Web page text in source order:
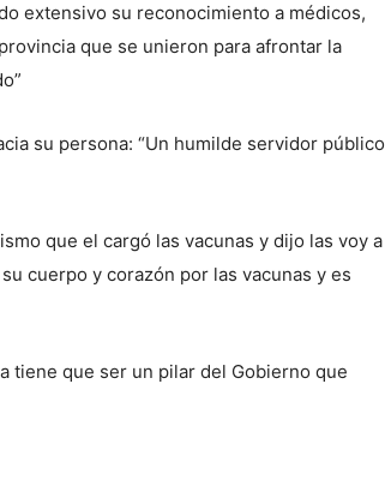
extensivo su reconocimiento a médicos,
que se unieron para afrontar la
su persona: “Un humilde servidor público
que el cargó las vacunas y dijo las voy a
cuerpo y corazón por las vacunas y es
tiene que ser un pilar del Gobierno que